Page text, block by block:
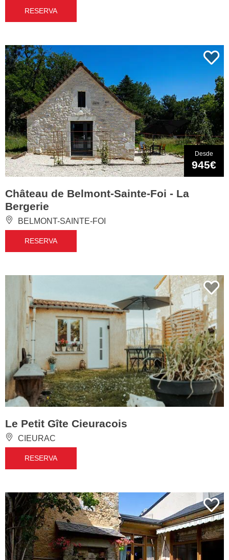
RESERVA
Desde
945€
Château de Belmont-Sainte-Foi - La
Bergerie
BELMONT-SAINTE-FOI
RESERVA
Le Petit Gîte Cieuracois
CIEURAC
RESERVA